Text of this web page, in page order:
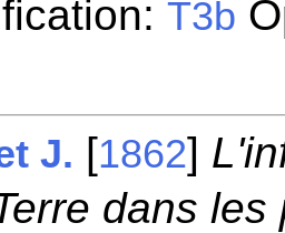
T3b
J. [1862]
dans